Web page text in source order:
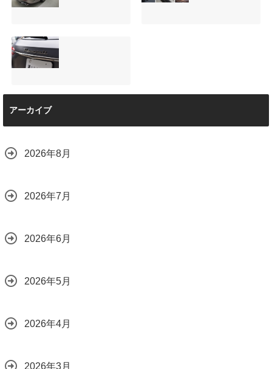
（V220d）にフリ
店で断られた悩み
をプロの技術で解
決
2026.08.04
修理と専用コーテ
【施工事例】メル
セデス・ベンツ
C220d｜3層セラ
ート」と弱点克服
のプロテクション
京都世田谷区）
マセラティ グレカ
ーレ トロフェオ
2026.07.22
アーカイブ
2026年8月
2026年7月
2026年6月
2026年5月
2026年4月
2026年3月